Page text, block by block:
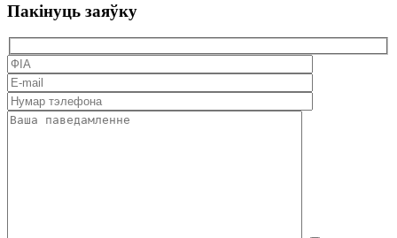
Пакінуць заяўку